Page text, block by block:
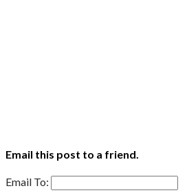
Email this post to a friend.
Email To: